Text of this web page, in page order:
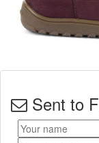
Sent to